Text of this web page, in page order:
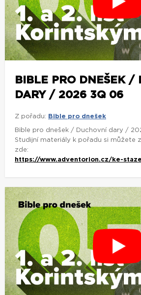
BIBLE PRO DNEŠEK /
DARY / 2026 3Q 06
Z pořadu: Bible pro dnešek
Bible pro dnešek / Duchovní dary /
Studijní materiály k pořadu si můžete
zde:
https://www.adventorion.cz/ke-